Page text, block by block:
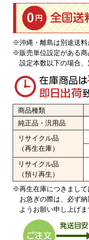
※沖縄・離島は別途送料
※販売単位設定がある商
設定本数以下の場合、
商品種類
純正品・汎用品
リサイクル品
（再生在庫）
リサイクル品
（預り再生）
※再生在庫につきまして
お急ぎの際は、必ず
ようお願い申し上げま